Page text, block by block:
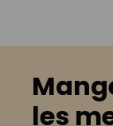
les